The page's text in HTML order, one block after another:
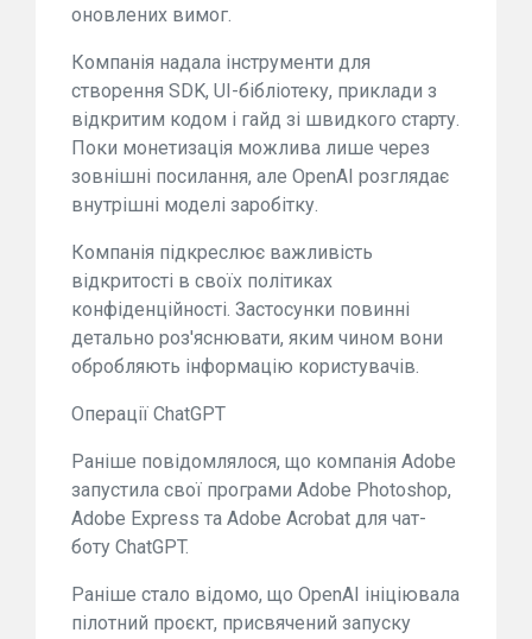
оновлених вимог.
Компанія надала інструменти для
створення SDK, UI-бібліотеку, приклади з
відкритим кодом і гайд зі швидкого старту.
Поки монетизація можлива лише через
зовнішні посилання, але OpenAI розглядає
внутрішні моделі заробітку.
Компанія підкреслює важливість
відкритості в своїх політиках
конфіденційності. Застосунки повинні
детально роз'яснювати, яким чином вони
обробляють інформацію користувачів.
Операції ChatGPT
Раніше повідомлялося, що компанія Adobe
запустила свої програми Adobe Photoshop,
Adobe Express та Adobe Acrobat для чат-
боту ChatGPT.
Раніше стало відомо, що OpenAI ініціювала
пілотний проєкт, присвячений запуску